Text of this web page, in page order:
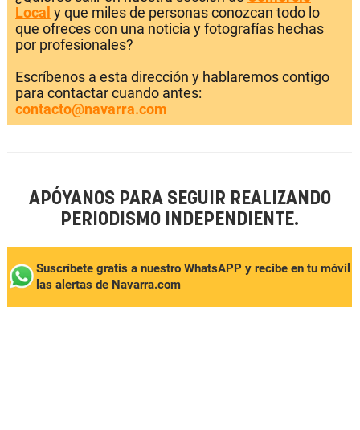
Local y que miles de personas conozcan todo lo
que ofreces con una noticia y fotografías hechas
por profesionales?
Escríbenos a esta dirección y hablaremos contigo
para contactar cuando antes:
contacto@navarra.com
APÓYANOS PARA SEGUIR REALIZANDO
PERIODISMO INDEPENDIENTE.
Suscríbete gratis a nuestro WhatsAPP y recibe en tu móvil
las alertas de Navarra.com